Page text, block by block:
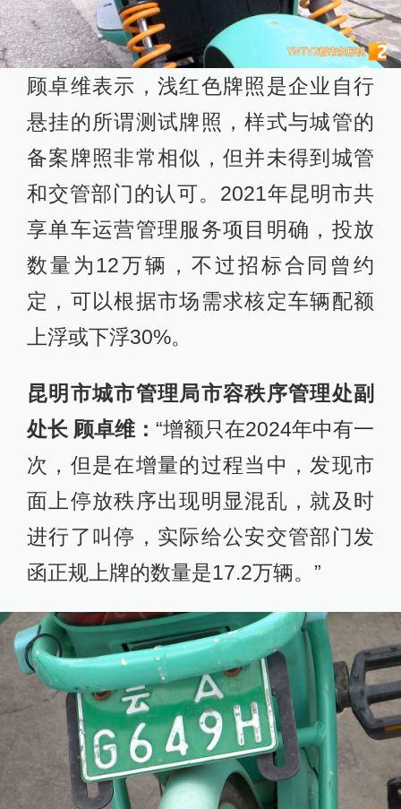
顾卓维表示，浅红色牌照是企业自行
悬挂的所谓测试牌照，样式与城管的
备案牌照非常相似，但并未得到城管
和交管部门的认可。2021年昆明市共
享单车运营管理服务项目明确，投放
数量为12万辆，不过招标合同曾约
定，可以根据市场需求核定车辆配额
上浮或下浮30%。
昆明市城市管理局市容秩序管理处副
处长 顾卓维： “增额只在2024年中有一
次，但是在增量的过程当中，发现市
面上停放秩序出现明显混乱，就及时
进行了叫停，实际给公安交管部门发
函正规上牌的数量是17.2万辆。”